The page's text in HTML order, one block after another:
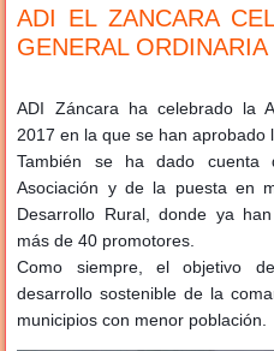
ADI EL ZANCARA
GENERAL ORDINARIA
ADI Záncara ha celebrado la
2017 en la que se han aprobado
También se ha dado
Asociación y de la puesta en
Desarrollo Rural, donde ya
más de 40 promotores.
Como siempre, el objetivo
desarrollo sostenible de la
municipios con menor población.